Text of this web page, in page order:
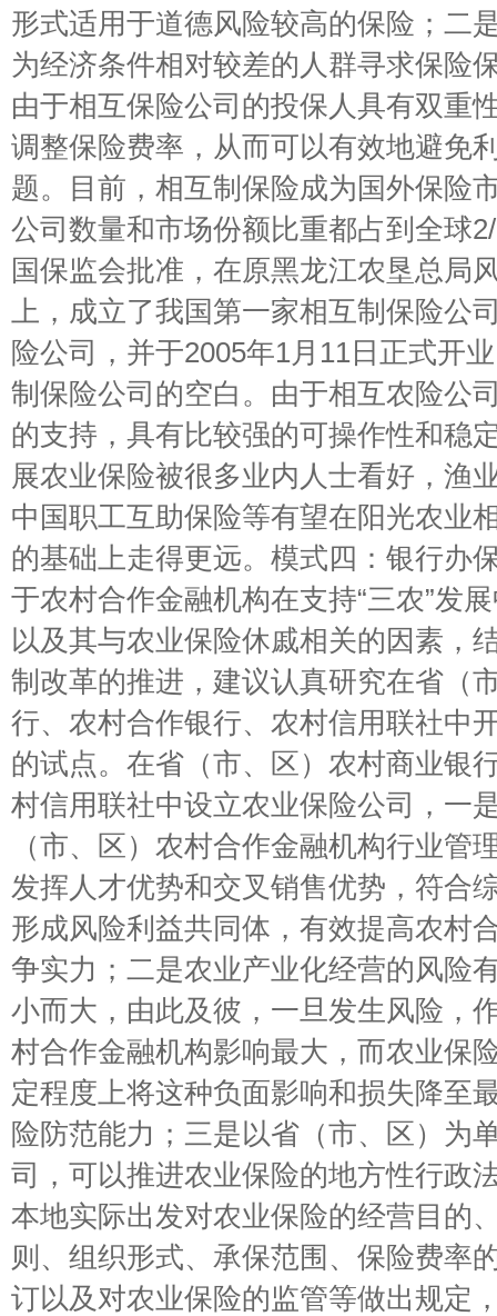
形式适用于道德风险较高的保险；二
为经济条件相对较差的人群寻求保险
由于相互保险公司的投保人具有双重
调整保险费率，从而可以有效地避免
题。目前，相互制保险成为国外保险
公司数量和市场份额比重都占到全球
国保监会批准，在原黑龙江农垦总局
上，成立了我国第一家相互制保险
险公司，并于2005年1月11日正式开
制保险公司的空白。由于相互农险公
的支持，具有比较强的可操作性和稳
展农业保险被很多业内人士看好，渔
中国职工互助保险等有望在阳光农业
的基础上走得更远。模式四：银行办
于农村合作金融机构在支持“三农”发
以及其与农业保险休戚相关的因素，
制改革的推进，建议认真研究在省（
行、农村合作银行、农村信用联社中
的试点。在省（市、区）农村商业银
村信用联社中设立农业保险公司，一
（市、区）农村合作金融机构行业管
发挥人才优势和交叉销售优势，符合
形成风险利益共同体，有效提高农村
争实力；二是农业产业化经营的风险
小而大，由此及彼，一旦发生风险，
村合作金融机构影响最大，而农业保
定程度上将这种负面影响和损失降至
险防范能力；三是以省（市、区）为
司，可以推进农业保险的地方性行政
本地实际出发对农业保险的经营目的
则、组织形式、承保范围、保险费率
订以及对农业保险的监管等做出规定